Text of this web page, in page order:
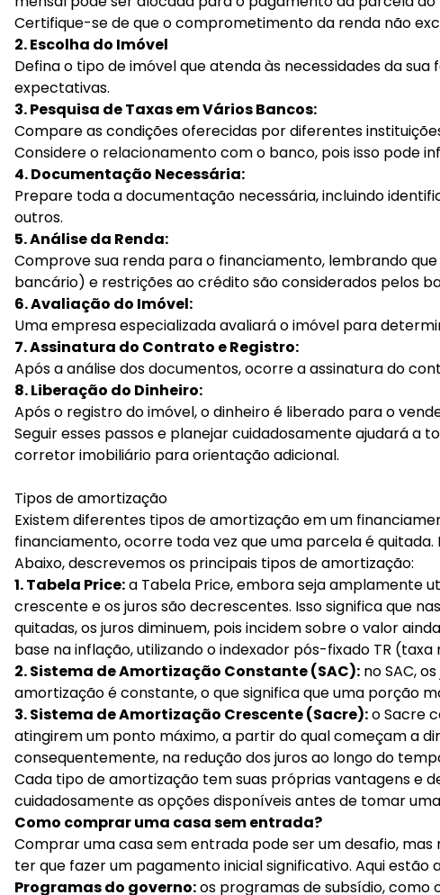
Certifique-se de que o comprometimento da renda não
2. Escolha do Imóvel
Defina o tipo de imóvel que atenda às necessidades da
expectativas.
3. Pesquisa de Taxas em Vários Bancos:
Compare as condições oferecidas por diferentes
Considere o relacionamento com o banco, pois isso pode
4. Documentação Necessária:
Prepare toda a documentação necessária, incluindo
outros.
5. Análise da Renda:
Comprove sua renda para o financiamento, lembrando
bancário) e restrições ao crédito são considerados pelos
6. Avaliação do Imóvel:
Uma empresa especializada avaliará o imóvel para
7. Assinatura do Contrato e Registro:
Após a análise dos documentos, ocorre a assinatura do
8. Liberação do Dinheiro:
Após o registro do imóvel, o dinheiro é liberado para o
Seguir esses passos e planejar cuidadosamente ajudará
corretor imobiliário para orientação adicional.
Tipos de amortização
Existem diferentes tipos de amortização em um
financiamento, ocorre toda vez que uma parcela é
Abaixo, descrevemos os principais tipos de amortização:
1. Tabela Price:a Tabela Price, embora seja amplamente
crescente e os juros são decrescentes. Isso significa que
quitadas, os juros diminuem, pois incidem sobre o valor
base na inflação, utilizando o indexador pós-fixado TR
2. Sistema de Amortização Constante (SAC): no SAC,
amortização é constante, o que significa que uma porção
3. Sistema de Amortização Crescente (Sacre):o Sacre
atingirem um ponto máximo, a partir do qual começam a
consequentemente, na redução dos juros ao longo do
Cada tipo de amortização tem suas próprias vantagens e
cuidadosamente as opções disponíveis antes de tomar
Como comprar uma casa sem entrada?
Comprar uma casa sem entrada pode ser um desafio,
ter que fazer um pagamento inicial significativo. Aqui estão
Programas do governo:os programas de subsídio, como